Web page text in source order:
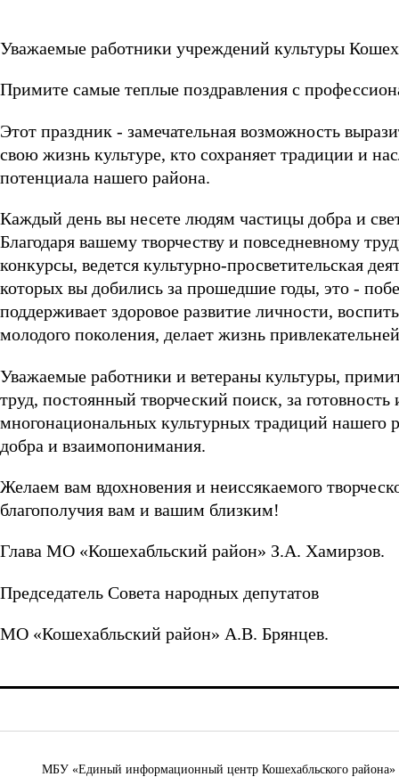
Уважаемые работники учреждений культуры
Примите самые теплые поздравления с
Этот праздник - замечательная возможность
свою жизнь культуре, кто сохраняет традиции и
потенциала нашего района.
Каждый день вы несете людям частицы добра и
Благодаря вашему творчеству и повседневному
конкурсы, ведется культурно-просветительская
которых вы добились за прошедшие годы, это -
поддерживает здоровое развитие личности,
молодого поколения, делает жизнь
Уважаемые работники и ветераны культуры,
труд, постоянный творческий поиск, за
многонациональных культурных традиций нашего
добра и взаимопонимания.
Желаем вам вдохновения и неиссякаемого
благополучия вам и вашим близким!
Глава МО «Кошехабльский район» З.А. Хамирзов.
Председатель Совета народных депутатов
МО «Кошехабльский район» А.В. Брянцев.
МБУ «Единый информационный центр Кошехабльского района»